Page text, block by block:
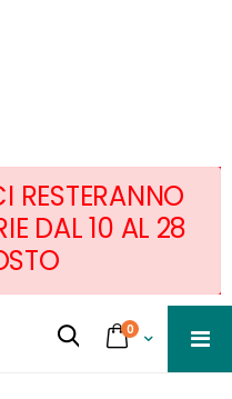
RESTERANNO
DAL 10 AL 28
Cart
0servizi
Cerca...